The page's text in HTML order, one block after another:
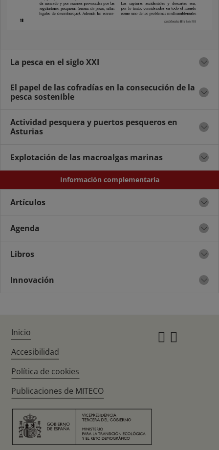
La pesca en el siglo XXI
El papel de las cofradías en la consecución de la
pesca sostenible
Actividad pesquera y puertos pesqueros en
Asturias
Explotación de las macroalgas marinas
Información complementaria
Artículos
Agenda
Libros
Innovación
Inicio
Accesibilidad
Política de cookies
Publicaciones de MITECO